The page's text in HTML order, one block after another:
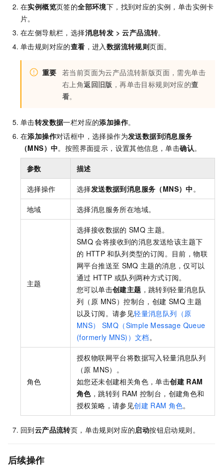
在实例概览页签的全部环境下，找到对应的实例，单击实例卡
片。
在左侧导航栏，选择消息转发 >云产品流转。
单击规则对应的查看 ，进入 数据流转规则页面。
重要 若当前页面为云产品流转新版页面，需先单击
右上角返回旧版 ，再单击目标规则对应的查
看。
单击转发数据一栏对应的添加操作。
在添加操作对话框中，选择操作为发送数据到消息服务
（MNS）中。按照界面提示，设置其他信息，单击确认。
参数 描述
选择操作 选择发送数据到消息服务（MNS）中 。
地域 选择消息服务所在地域。
主题
选择接收数据的 SMQ 主题。
SMQ 会将接收到的消息发送给该主题下
的 HTTP 和队列类型的订阅。目前，物联
网平台推送至 SMQ 主题的消息，仅可以
通过 HTTP 或队列两种方式订阅。
您可以单击创建主题 ，跳转到轻量消息队
列（原 MNS）控制台，创建 SMQ 主题
以及订阅。请参见轻量消息队列（原
MNS） SMQ（Simple Message Queue
(formerly MNS)）文档 。
角色
授权物联网平台将数据写入 轻量消息队列
（原 MNS） 。
如您还未创建相关角色，单击创建 RAM
角色，跳转到 RAM 控制台，创建角色和
授权策略，请参见创建 RAM 角色。
回到云产品流转页，单击规则对应的启动按钮启动规则。
后续操作